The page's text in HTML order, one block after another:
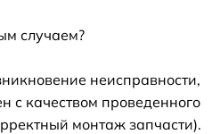
случаем?
неисправности,
с качеством проведенного
монтаж запчасти).